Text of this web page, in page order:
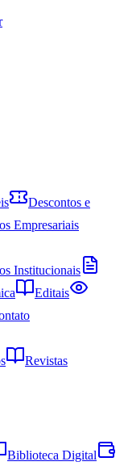
Descontos e
Empresariais
Institucionais
Editais
Revistas
Biblioteca Digital